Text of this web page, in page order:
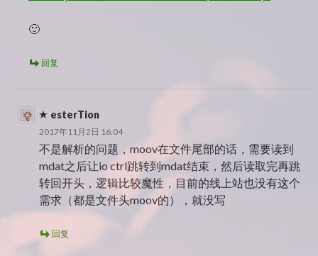
🙂
回复
esterTion
2017年11月2日 16:04
不是解析的问题，moov在文件尾部的话，需要读到
mdat之后让io ctrl跳转到mdat结束，然后读取完再跳
转回开头，逻辑比较魔性，目前的线上站也没有这个
需求（都是文件头moov的），就没写
回复